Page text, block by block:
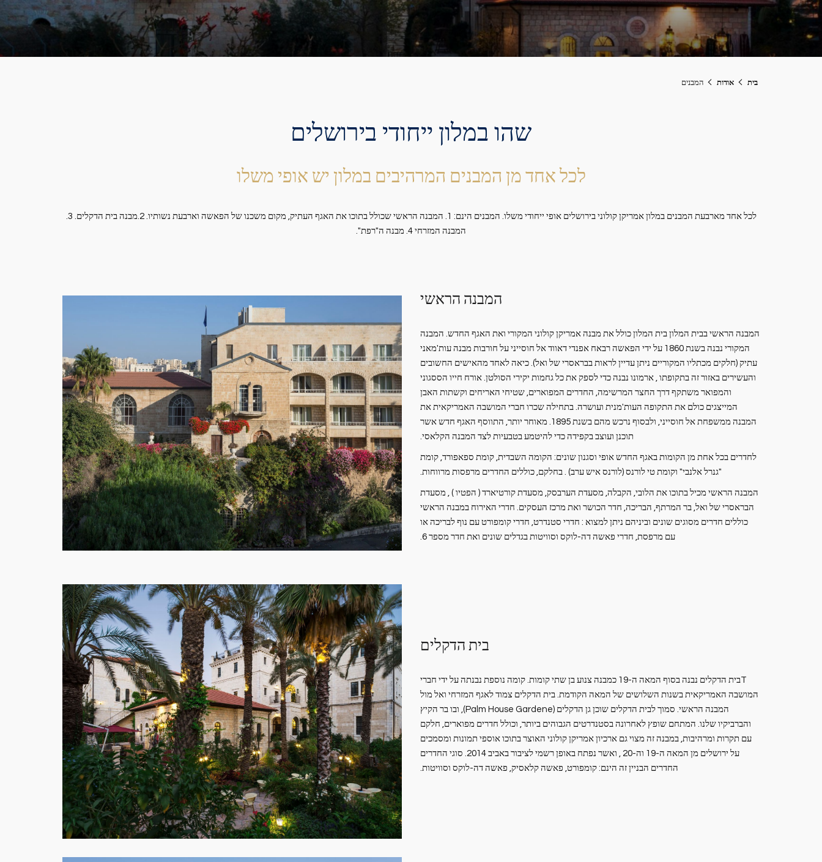
בית אודות המבנים
שהו במלון ייחודי בירושלים
לכל אחד מן המבנים המרהיבים במלון יש אופי משלו
לכל אחד מארבעת המבנים במלון אמריקן קולוני בירושלים אופי ייחודי משלו. המבנים הינם: 1. המבנה הראשי שכולל בתוכו את האגף העתיק, מקום משכנו של הפאשה וארבעת נשותיו. 2.מבנה בית הדקלים. 3.
המבנה המזרחי 4. מבנה ה"רפת".
המבנה הראשי
המבנה הראשי בבית המלון בית המלון כולל את מבנה אמריקן קולוני המקורי ואת האגף החדש. המבנה
המקורי נבנה בשנת 1860 על ידי הפאשה רבאח אפנדי דאווד אל חוסייני על חורבות מבנה עות'מאני
עתיק (חלקים מכתליו המקוריים ניתן עדיין לראות בבראסרי של ואל). כיאה לאחד מהאישים החשובים
והעשירים באזור זה בתקופתו , ארמונו נבנה כדי לספק את כל גחמות יקירי הסולטן. אורח חייו הססגוני
והמפואר משתקף דרך החצר המרשימה, החדרים המפוארים, שטיחי האריחים וקשתות האבן
המייצגים כולם את התקופה העות'מנית ועושרה. בתחילה שכרו חברי המושבה האמריקאית את
המבנה ממשפחת אל חוסייני, ולבסוף נרכש מהם בשנת 1895. מאוחר יותר, התווסף האגף חדש אשר
תוכנן ועוצב בקפידה כדי להיטמע בטבעיות לצד המבנה הקלאסי.
לחדרים בכל אחת מן הקומות באגף החדש אופי וסגנון שונים: הקומה השבדית, קומת ספאפורד, קומת
"גנרל אלנבי" וקומת טי לורנס (לורנס איש ערב) . בחלקם, כוללים החדרים מרפסות מרווחות.
המבנה הראשי מכיל בתוכו את הלובי, הקבלה, מסעדת הערבסק, מסעדת קורטיארד ( הפטיו ) , מסעדת
הבראסרי של ואל, בר המרתף, הבריכה, חדר הכושר ואת מרכז העסקים. חדרי האירוח במבנה הראשי
כוללים חדרים מסוגים שונים וביניהם ניתן למצוא : חדרי סטנדרט, חדרי קומפורט עם נוף לבריכה או
עם מרפסת, חדרי פאשה דה-לוקס וסוויטות בגדלים שונים ואת חדר מספר 6.
בית הדקלים
Tבית הדקלים נבנה בסוף המאה ה-19 כמבנה צנוע בן שתי קומות. קומה נוספת נבנתה על ידי חברי
המושבה האמריקאית בשנות השלושים של המאה הקודמת. בית הדקלים צמוד לאגף המזרחי ואל מול
המבנה הראשי. סמוך לבית הדקלים שוכן גן הדקלים (Palm House Gardene), ובו בר הקיץ
והברביקיו שלנו. המתחם שופץ לאחרונה בסטנדרטים הגבוהים ביותר, וכולל חדרים מפוארים, חלקם
עם תקרות ומרהיבות, במבנה זה מצוי גם ארכיון אמריקן קולוני האוצר בתוכו אוספי תמונות ומסמכים
על ירושלים מן המאה ה-19 וה-20 , ואשר נפתח באופן רשמי לציבור באביב 2014. סוגי החדרים
החדרים הבניין זה הינם: קומפורט, פאשה קלאסיק, פאשה דה-לוקס וסוויטות.